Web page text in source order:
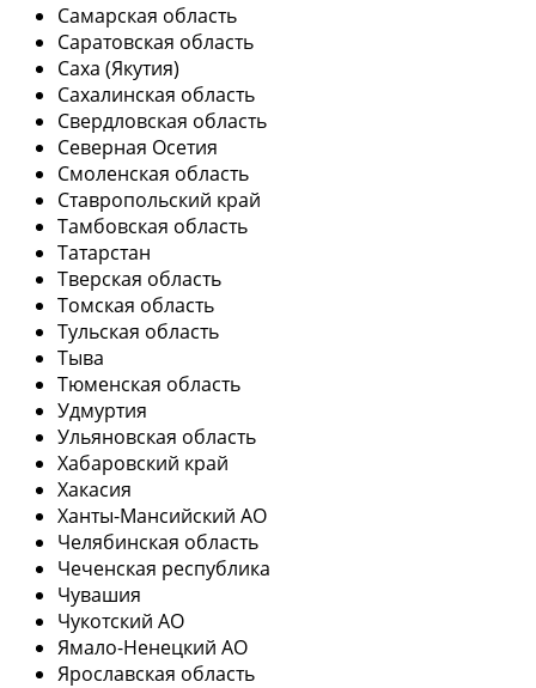
Самарская область
Саратовская область
Саха (Якутия)
Сахалинская область
Свердловская область
Северная Осетия
Смоленская область
Ставропольский край
Тамбовская область
Татарстан
Тверская область
Томская область
Тульская область
Тыва
Тюменская область
Удмуртия
Ульяновская область
Хабаровский край
Хакасия
Ханты-Мансийский АО
Челябинская область
Чеченская республика
Чувашия
Чукотский АО
Ямало-Ненецкий АО
Ярославская область